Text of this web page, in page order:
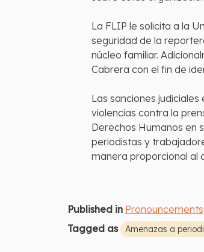
La FLIP le solicita a la
seguridad de la
núcleo familiar.
Cabrera con el fin de
Las sanciones
violencias contra la
Derechos Humanos en
periodistas y
manera proporcional al
Published in Pronouncements
Tagged as
Amenazas a